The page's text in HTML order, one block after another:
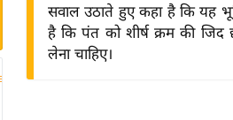
सवाल उठाते हुए कहा है कि यह
है कि पंत को शीर्ष क्रम की
लेना चाहिए।